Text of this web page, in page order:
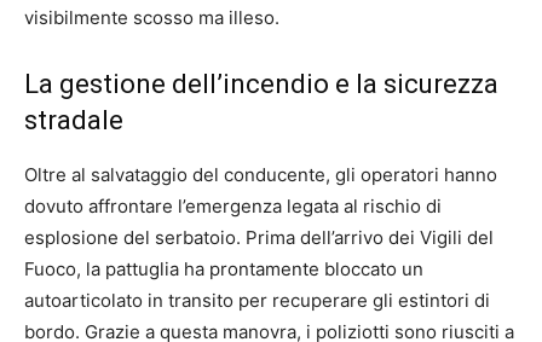
visibilmente scosso ma illeso.
La gestione dell’incendio e la sicurezza
stradale
Oltre al salvataggio del conducente, gli operatori hanno
dovuto affrontare l’emergenza legata al rischio di
esplosione del serbatoio. Prima dell’arrivo dei Vigili del
Fuoco, la pattuglia ha prontamente bloccato un
autoarticolato in transito per recuperare gli estintori di
bordo. Grazie a questa manovra, i poliziotti sono riusciti a